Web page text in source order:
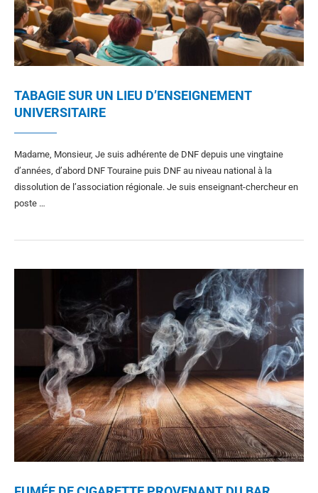
TABAGIE SUR UN LIEU D’ENSEIGNEMENT
UNIVERSITAIRE
Madame, Monsieur, Je suis adhérente de DNF depuis une vingtaine
d’années, d’abord DNF Touraine puis DNF au niveau national à la
dissolution de l’association régionale. Je suis enseignant-chercheur en
poste …